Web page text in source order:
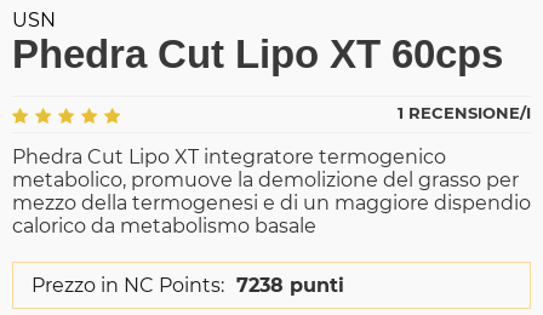
USN
Phedra Cut Lipo XT 60cps
1 RECENSIONE/I
Phedra Cut Lipo XT integratore termogenico
metabolico, promuove la demolizione del grasso per
mezzo della termogenesi e di un maggiore dispendio
calorico da metabolismo basale
Prezzo in NC Points: 7238 punti